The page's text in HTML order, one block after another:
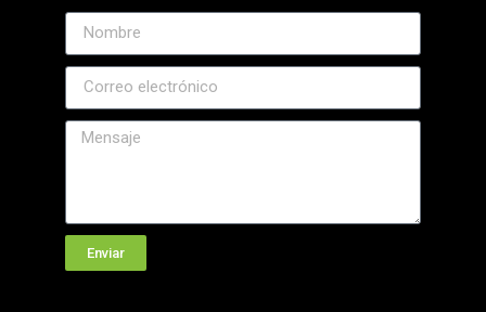
Enviar